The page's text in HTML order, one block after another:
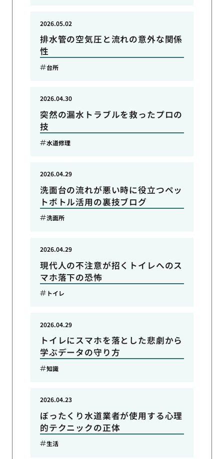
排水管の空気圧と流れの意外な関係
性
2026.05.02
台所
突然の漏水トラブルを救ったプロの
技
2026.04.30
水道修理
洗面台の流れが悪い時に役立つペッ
トボトル活用の裏技ブログ
2026.04.29
洗面所
現代人の不注意が招くトイレへのス
マホ落下の恐怖
2026.04.29
トイレ
トイレにスマホを落とした悲劇から
学ぶデータの守り方
2026.04.29
知識
ぼったくり水道業者が使用する心理
的テクニックの正体
2026.04.23
生活